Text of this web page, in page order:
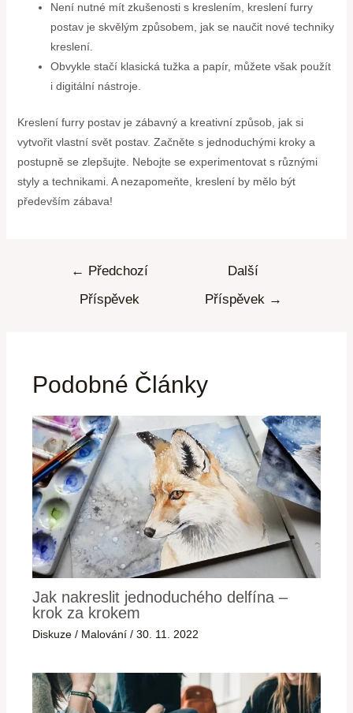
Není nutné mít zkušenosti s kreslením, kreslení furry
postav je skvělým způsobem, jak se naučit nové techniky
kreslení.
Obvykle stačí klasická tužka a papír, můžete však použít
i digitální nástroje.
Kreslení furry postav je zábavný a kreativní způsob, jak si
vytvořit vlastní svět postav. Začněte s jednoduchými kroky a
postupně se zlepšujte. Nebojte se experimentovat s různými
styly a technikami. A nezapomeňte, kreslení by mělo být
především zábava!
← Předchozí
Příspěvek
Další
Příspěvek →
Podobné Články
Jak nakreslit jednoduchého delfína –
krok za krokem
Diskuze / Malování /30. 11. 2022